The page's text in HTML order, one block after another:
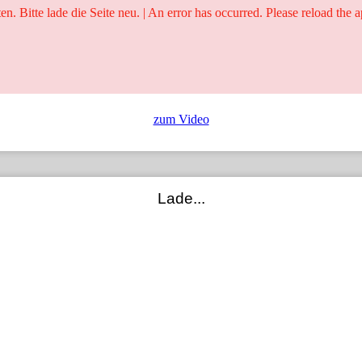
zum Video
Lade...
Bitte lade die Seite neu. | An error has occurred. Please reload the